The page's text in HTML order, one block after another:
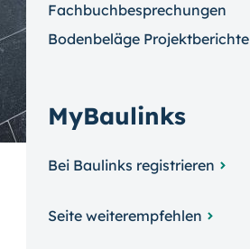
Fachbuchbesprechungen
Bodenbeläge Projektberichte
MyBaulinks
Bei Baulinks registrieren
Seite weiterempfehlen